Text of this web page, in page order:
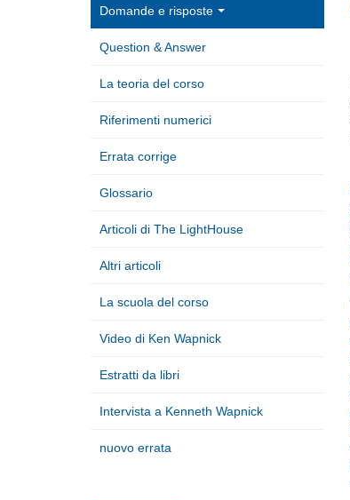
Domande e risposte
Question & Answer
La teoria del corso
Riferimenti numerici
Errata corrige
Glossario
Articoli di The LightHouse
Altri articoli
La scuola del corso
Video di Ken Wapnick
Estratti da libri
Intervista a Kenneth Wapnick
nuovo errata